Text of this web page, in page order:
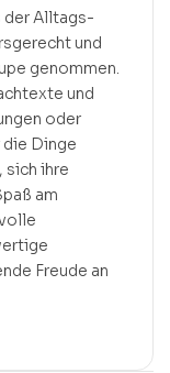
der Alltags-
und
genommen.
und
oder
die Dinge
sich ihre
am
Freude an